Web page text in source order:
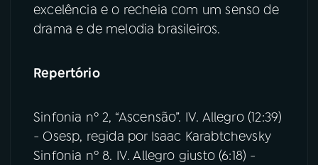
excelência e o recheia com um senso de
drama e de melodia brasileiros.
Repertório
Sinfonia nº 2, “Ascensão”. IV. Allegro (12:39)
- Osesp, regida por Isaac Karabtchevsky
Sinfonia nº 8. IV. Allegro giusto (6:18) -